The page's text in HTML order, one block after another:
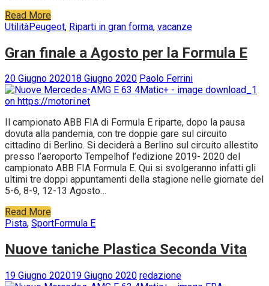
Read More
UtilitàPeugeot, Riparti in gran forma, vacanze
Gran finale a Agosto per la Formula E
20 Giugno 202018 Giugno 2020 Paolo Ferrini
Il campionato ABB FIA di Formula E riparte, dopo la pausa
dovuta alla pandemia, con tre doppie gare sul circuito
cittadino di Berlino. Si deciderà a Berlino sul circuito allestito
presso l’aeroporto Tempelhof l’edizione 2019- 2020 del
campionato ABB FIA Formula E. Qui si svolgeranno infatti gli
ultimi tre doppi appuntamenti della stagione nelle giornate del
5-6, 8-9, 12-13 Agosto…
Read More
Pista, SportFormula E
Nuove taniche Plastica Seconda Vita
19 Giugno 202019 Giugno 2020 redazione